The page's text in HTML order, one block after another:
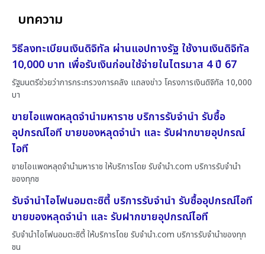
บทความ
วิธีลงทะเบียนเงินดิจิทัล ผ่านแอปทางรัฐ ใช้งานเงินดิจิทัล
10,000 บาท เพื่อรับเงินก่อนใช้จ่ายในไตรมาส 4 ปี 67
รัฐมนตรีช่วยว่าการกระทรวงการคลัง แถลงข่าว โครงการเงินดิจิทัล 10,000
บา
ขายไอแพดหลุดจำนำมหาราช บริการรับจำนำ รับซื้อ
อุปกรณ์ไอที ขายของหลุดจำนำ และ รับฝากขายอุปกรณ์
ไอที
ขายไอแพดหลุดจำนำมหาราช ให้บริการโดย รับจํานํา.com บริการรับจำนำ
ของทุกช
รับจำนำไอโฟนอมตะซิตี้ บริการรับจำนำ รับซื้ออุปกรณ์ไอที
ขายของหลุดจำนำ และ รับฝากขายอุปกรณ์ไอที
รับจำนำไอโฟนอมตะซิตี้ ให้บริการโดย รับจํานํา.com บริการรับจำนำของทุก
ชน